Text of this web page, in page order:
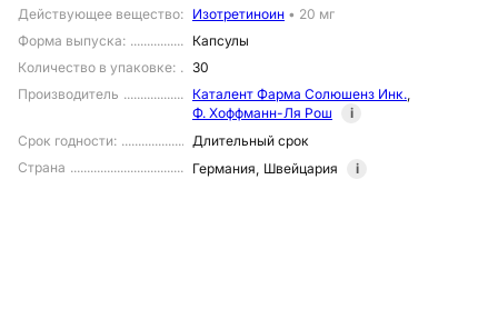
Действующее вещество: Изотретиноин • 20 мг
Форма выпуска:
Капсулы
Количество в упаковке:
30
Производитель
Каталент Фарма Солюшенз Инк.,
Ф. Хоффманн-Ля Рош
i
Срок годности:
Длительный срок
Страна
Германия, Швейцария i